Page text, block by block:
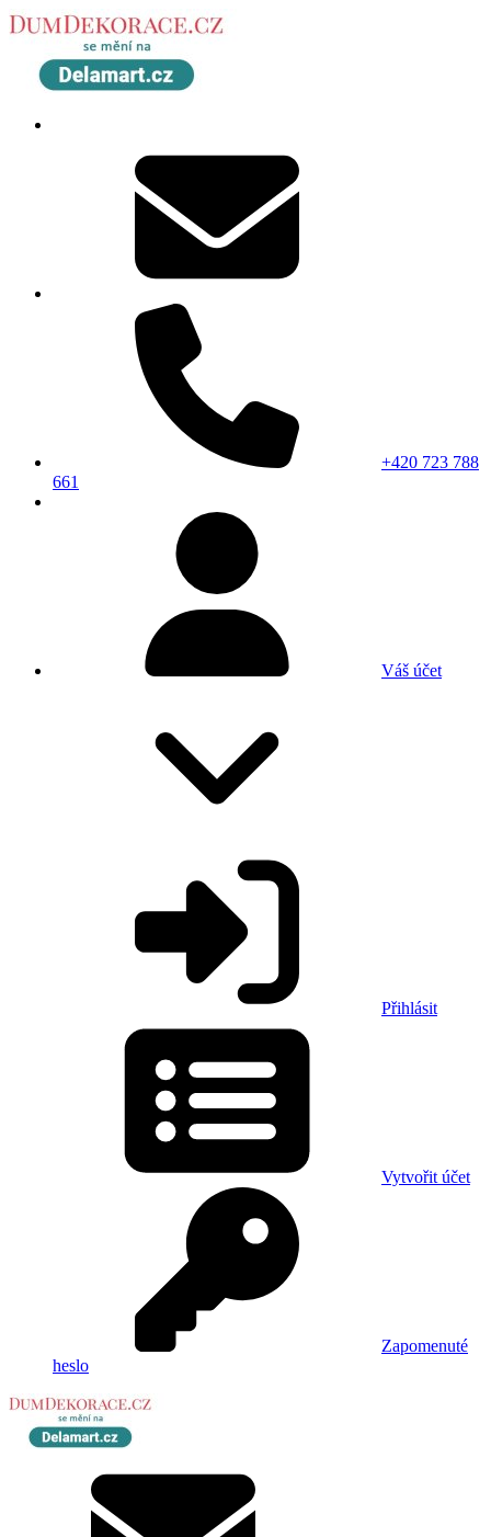
+420 723 788
661
Váš účet
Přihlásit
Vytvořit účet
Zapomenuté
heslo